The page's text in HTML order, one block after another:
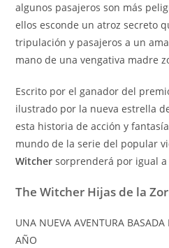
algunos pasajeros son más
ellos esconde un atroz secreto
tripulación y pasajeros a un
mano de una vengativa madre
Escrito por el ganador del
ilustrado por la nueva estrella
esta historia de acción y
mundo de la serie del popular
Witcher sorprenderá por igual
The Witcher Hijas de la
UNA NUEVA AVENTURA BASADA
AÑO